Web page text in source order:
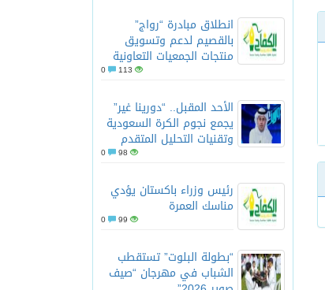
انطلاق مبادرة “رواج”
بالقصيم لدعم وتسويق
منتجات الجمعيات التعاونية
113
الأحد المقبل.. “دورينا غير”
يجمع نجوم الكرة السعودية
وتقنيات التحليل المتقدم
98
رئيس وزراء باكستان يؤدي
مناسك العمرة
99
“بطولة البلوت” تستقطب
الشباب في مهرجان “صيف